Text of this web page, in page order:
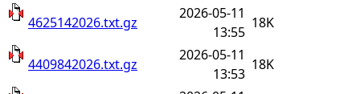
4625142026.txt.gz
2026-05-11
13:55
18K
4409842026.txt.gz
2026-05-11
13:53
18K